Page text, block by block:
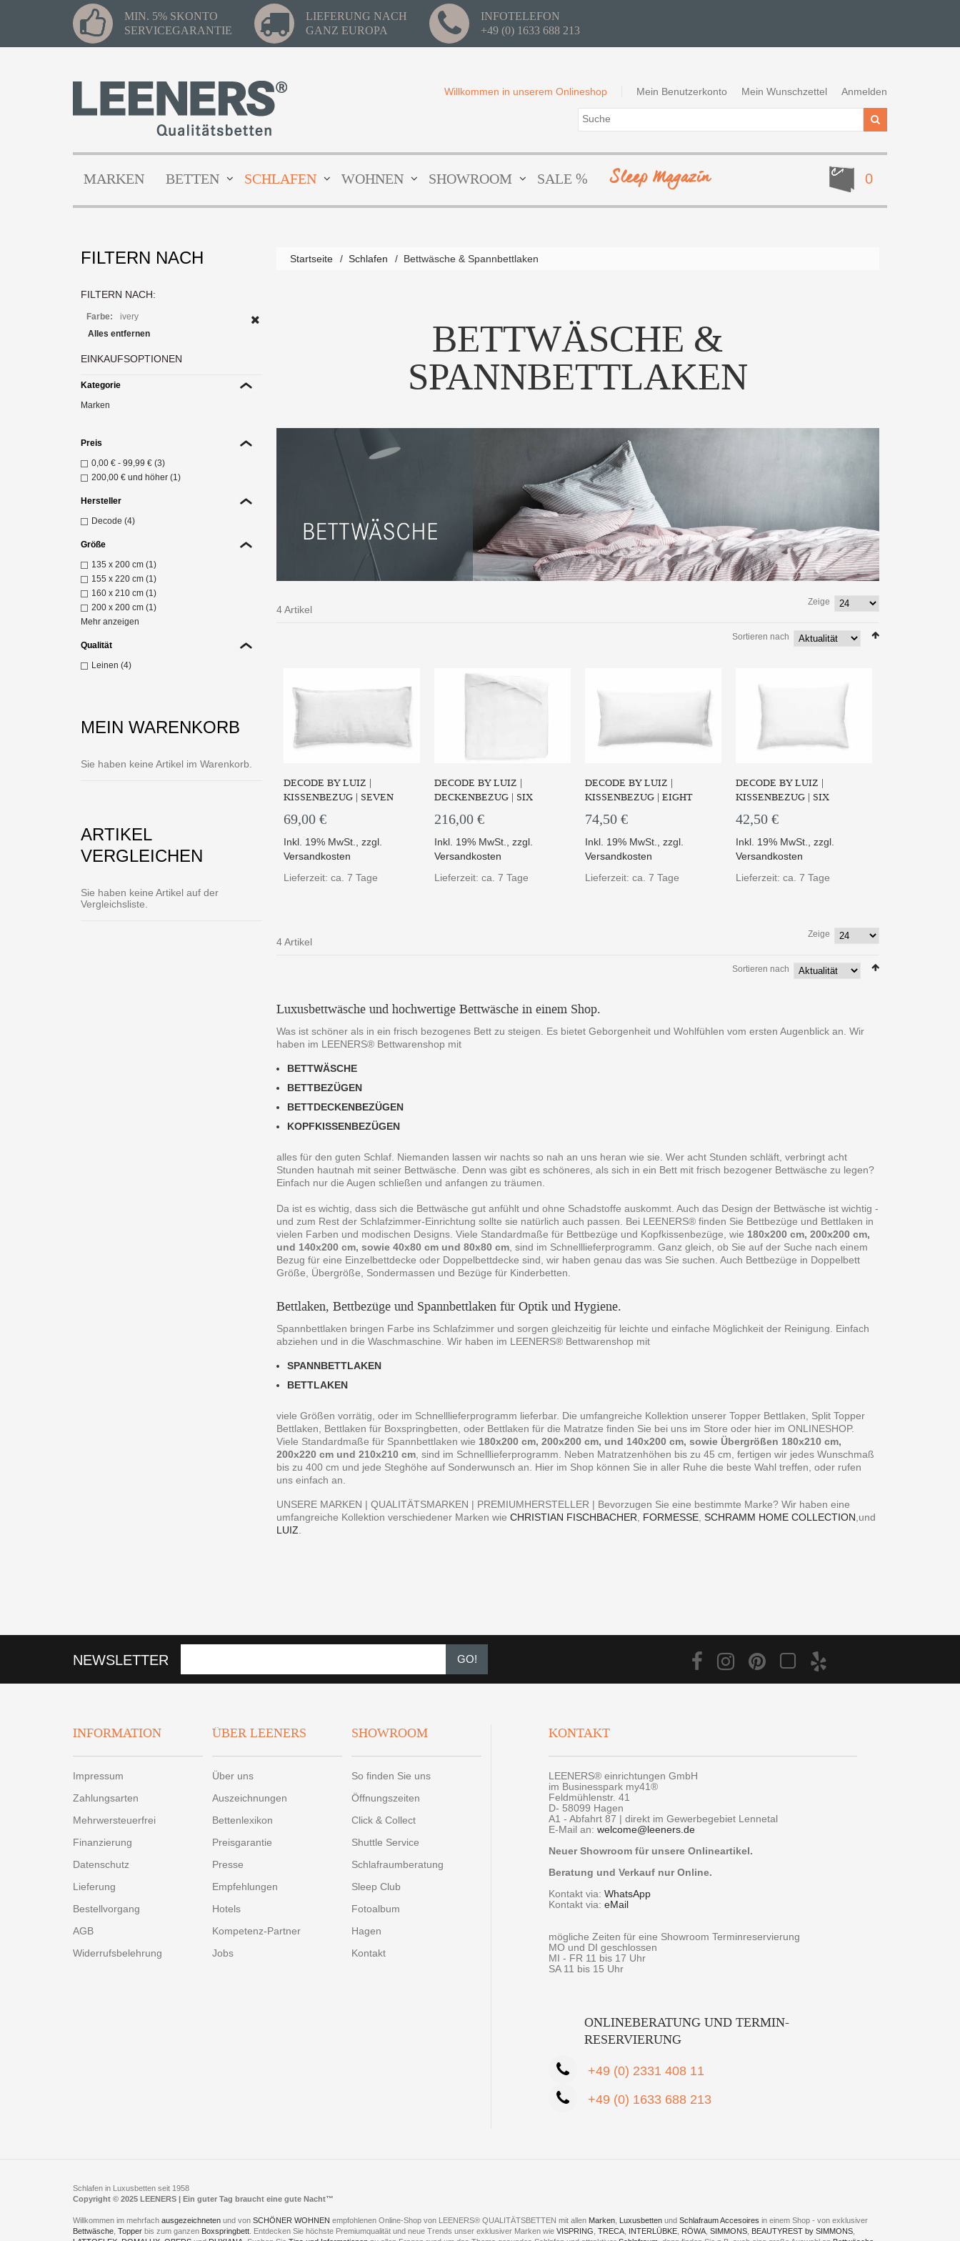
MIN. 5% SKONTO
SERVICEGARANTIE
LIEFERUNG NACH
GANZ EUROPA
INFOTELEFON
+49 (0) 1633 688 213
Mein Benutzerkonto Mein Wunschzettel Anmelden
Willkommen in unserem Onlineshop
0
MARKEN BETTEN SCHLAFEN WOHNEN SHOWROOM SALE % Sleep Magazin
Startseite / Schlafen / Bettwäsche & Spannbettlaken
BETTWÄSCHE &
SPANNBETTLAKEN
4 Artikel
Zeige
Sortieren nach
DECODE BY LUIZ |
KISSENBEZUG | SEVEN
69,00 €
Inkl. 19% MwSt.,zzgl.
Versandkosten
Lieferzeit: ca. 7 Tage
DECODE BY LUIZ |
DECKENBEZUG | SIX
216,00 €
Inkl. 19% MwSt., zzgl.
Versandkosten
Lieferzeit: ca. 7 Tage
Die Leinen-Bettwäsche "six"
DECODE BY LUIZ |
KISSENBEZUG | EIGHT
74,50 €
Inkl. 19% MwSt., zzgl.
Versandkosten
Lieferzeit: ca. 7 Tage
Die Leinen-Bettwäsche "eight"
DECODE BY LUIZ |
KISSENBEZUG | SIX
42,50 €
Inkl. 19% MwSt., zzgl.
Versandkosten
Lieferzeit: ca. 7 Tage
4 Artikel
Zeige
Sortieren nach
Luxusbettwäsche und hochwertige Bettwäsche in einem Shop.
Was ist schöner als in ein frisch bezogenes Bett zu steigen. Es bietet Geborgenheit und Wohlfühlen vom ersten Augenblick an. Wir
haben im LEENERS® Bettwarenshop mit
BETTWÄSCHE
BETTBEZÜGEN
BETTDECKENBEZÜGEN
KOPFKISSENBEZÜGEN
alles für den guten Schlaf. Niemanden lassen wir nachts so nah an uns heran wie sie. Wer acht Stunden schläft, verbringt acht
Stunden hautnah mit seiner Bettwäsche. Denn was gibt es schöneres, als sich in ein Bett mit frisch bezogener Bettwäsche zu legen?
Einfach nur die Augen schließen und anfangen zu träumen.
Da ist es wichtig, dass sich die Bettwäsche gut anfühlt und ohne Schadstoffe auskommt. Auch das Design der Bettwäsche ist wichtig -
und zum Rest der Schlafzimmer-Einrichtung sollte sie natürlich auch passen. Bei LEENERS® finden Sie Bettbezüge und Bettlaken in
vielen Farben und modischen Designs. Viele Standardmaße für Bettbezüge und Kopfkissenbezüge, wie 180x200 cm, 200x200 cm,
und 140x200 cm, sowie 40x80 cm und 80x80 cm, sind im Schnelllieferprogramm. Ganz gleich, ob Sie auf der Suche nach einem
Bezug für eine Einzelbettdecke oder Doppelbettdecke sind, wir haben genau das was Sie suchen. Auch Bettbezüge in Doppelbett
Größe, Übergröße, Sondermassen und Bezüge für Kinderbetten.
Bettlaken, Bettbezüge und Spannbettlaken für Optik und Hygiene.
Spannbettlaken bringen Farbe ins Schlafzimmer und sorgen gleichzeitig für leichte und einfache Möglichkeit der Reinigung. Einfach
abziehen und in die Waschmaschine. Wir haben im LEENERS® Bettwarenshop mit
SPANNBETTLAKEN
BETTLAKEN
viele Größen vorrätig, oder im Schnelllieferprogramm lieferbar. Die umfangreiche Kollektion unserer Topper Bettlaken, Split Topper
Bettlaken, Bettlaken für Boxspringbetten, oder Bettlaken für die Matratze finden Sie bei uns im Store oder hier im ONLINESHOP.
Viele Standardmaße für Spannbettlaken wie 180x200 cm, 200x200 cm, und 140x200 cm, sowie Übergrößen 180x210 cm,
200x220 cm und 210x210 cm, sind im Schnelllieferprogramm. Neben Matratzenhöhen bis zu 45 cm, fertigen wir jedes Wunschmaß
bis zu 400 cm und jede Steghöhe auf Sonderwunsch an. Hier im Shop können Sie in aller Ruhe die beste Wahl treffen, oder rufen
uns einfach an.
UNSERE MARKEN | QUALITÄTSMARKEN | PREMIUMHERSTELLER | Bevorzugen Sie eine bestimmte Marke? Wir haben eine
umfangreiche Kollektion verschiedener Marken wieCHRISTIAN FISCHBACHER, FORMESSE,SCHRAMM HOME COLLECTION,und
LUIZ.
FILTERN NACH
FILTERN NACH:
Farbe:
ivery
Alles entfernen
EINKAUFSOPTIONEN
Kategorie
Marken
Preis
0,00 € -99,99 € (3)
200,00 € und höher (1)
Hersteller
Decode (4)
Größe
135 x 200 cm (1)
155 x 220 cm (1)
160 x 210 cm (1)
200 x 200 cm (1)
Mehr anzeigen
Qualität
Leinen (4)
MEIN WARENKORB
Sie haben keine Artikel im Warenkorb.
ARTIKEL
VERGLEICHEN
Sie haben keine Artikel auf der
Vergleichsliste.
NEWSLETTER GO!
INFORMATION
Impressum
Zahlungsarten
Mehrwersteuerfrei
Finanzierung
Datenschutz
Lieferung
Bestellvorgang
AGB
Widerrufsbelehrung
ÜBER LEENERS
Über uns
Auszeichnungen
Bettenlexikon
Preisgarantie
Presse
Empfehlungen
Hotels
Kompetenz-Partner
Jobs
SHOWROOM
So finden Sie uns
Öffnungszeiten
Click & Collect
Shuttle Service
Schlafraumberatung
Sleep Club
Fotoalbum
Hagen
Kontakt
KONTAKT
LEENERS® einrichtungen GmbH
im Businesspark my41®
Feldmühlenstr. 41
D- 58099 Hagen
A1 - Abfahrt 87 | direkt im Gewerbegebiet Lennetal
E-Mail an: welcome@leeners.de
Neuer Showroom für unsere Onlineartikel.
Beratung und Verkauf nur Online.
Kontakt via: WhatsApp
Kontakt via: eMail
mögliche Zeiten für eine Showroom Terminreservierung
MO und DI geschlossen
MI - FR 11 bis 17 Uhr
SA 11 bis 15 Uhr
ONLINEBERATUNG UND TERMIN-
RESERVIERUNG
+49 (0) 2331 408 11
+49 (0) 1633 688 213
Schlafen in Luxusbetten seit 1958
Copyright © 2025 LEENERS | Ein guter Tag braucht eine gute Nacht™
Willkommen im mehrfach ausgezeichneten und von SCHÖNER WOHNEN empfohlenen Online-Shop von LEENERS® QUALITÄTSBETTEN mit allen Marken Luxusbetten und Schlafraum Accesoires in einem Shop - von exklusiver
Bettwäsche Topper bis zum ganzen Boxspringbett . Entdecken Sie höchste Premiumqualität und neue Trends unser exklusiver Marken wie VISPRING TRECA INTERLÜBKE RÖWA SIMMONS BEAUTYREST by SIMMONS